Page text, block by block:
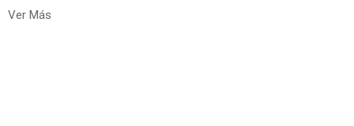
Ver Más